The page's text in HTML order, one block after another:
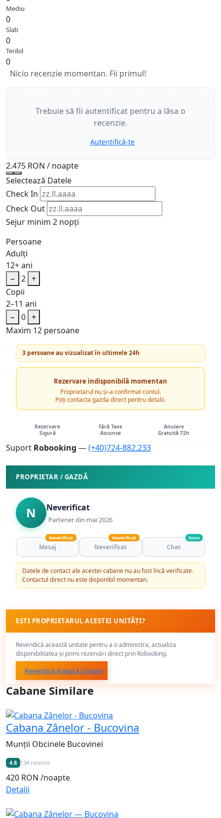
Mediu
0
Slab
0
Teribil
0
Nicio recenzie momentan. Fii primul!
Trebuie să fii autentificat pentru a lăsa o
recenzie.
Autentifică-te
2.475 RON / noapte
Selectează Datele
Check In
Check Out
Sejur minim 2 nopți
Persoane
Adulți
12+ ani
−
2 +
Copii
2–11 ani
−
0 +
Maxim 12 persoane
3 persoane au vizualizat în ultimele 24h
Rezervare indisponibilă momentan
Proprietarul nu și-a confirmat contul.
Poți contacta gazda direct pentru detalii.
Rezervare
Sigură
Fără Taxe
Ascunse
Anulare
Gratuită 72h
Suport Robooking —(+40)724-882.233
PROPRIETAR / GAZDĂ
N Neverificat
Partener din mai 2026
Mesaj
Neverificat
Neverificat
Neverificat
Chat
Soon
Datele de contact ale acestei cabane nu au fost încă verificate.
Contactul direct nu este disponibil momentan.
EȘTI PROPRIETARUL ACESTEI UNITĂȚI?
Revendică această unitate pentru a o administra, actualiza
disponibilitatea și primi rezervări direct prin Robooking.
Revendică Această Unitate
Cabane Similare
Cabana Zânelor - Bucovina
Munții Obcinele Bucovinei
4.8 134 recenzii
420 RON /noapte
Detalii